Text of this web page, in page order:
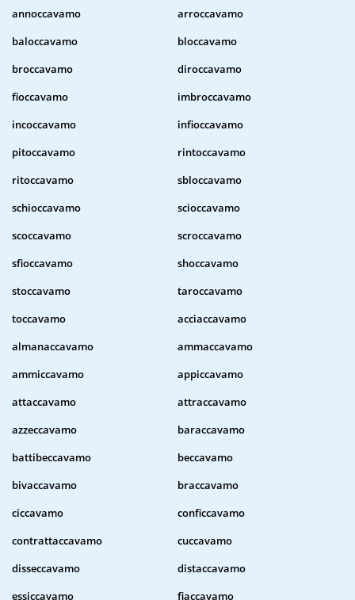
annoccavamo
arroccavamo
baloccavamo
bloccavamo
broccavamo
diroccavamo
fioccavamo
imbroccavamo
incoccavamo
infioccavamo
pitoccavamo
rintoccavamo
ritoccavamo
sbloccavamo
schioccavamo
scioccavamo
scoccavamo
scroccavamo
sfioccavamo
shoccavamo
stoccavamo
taroccavamo
toccavamo
acciaccavamo
almanaccavamo
ammaccavamo
ammiccavamo
appiccavamo
attaccavamo
attraccavamo
azzeccavamo
baraccavamo
battibeccavamo
beccavamo
bivaccavamo
braccavamo
ciccavamo
conficcavamo
contrattaccavamo
cuccavamo
disseccavamo
distaccavamo
essiccavamo
fiaccavamo